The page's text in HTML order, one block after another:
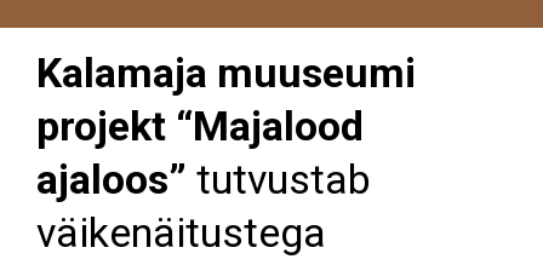
Kalamaja muuseumi
projekt “Majalood
ajaloos” tutvustab
väikenäitustega